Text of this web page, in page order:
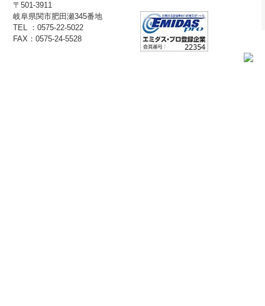
〒501-3911
岐阜県関市肥田瀬345番地
TEL ：0575-22-5022
FAX：0575-24-5528